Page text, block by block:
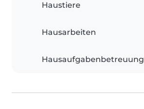
Haustiere
Hausarbeiten
Hausaufgabenbetreuung